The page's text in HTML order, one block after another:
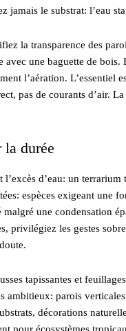
jamais le substrat: l’eau
la transparence des
une baguette de bois.
l’aération. L’essentiel
pas de courants d’air.
la durée
d’eau: un
espèces exigeant une
une condensation
privilégiez les gestes
tapissantes et
ambitieux: parois
décorations
pour écosystèmes